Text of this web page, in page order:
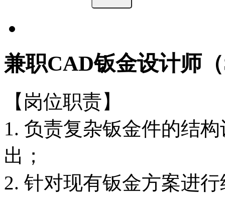
兼职CAD钣金设计师
【岗位职责】
1. 负责复杂钣金件的结
出；
2. 针对现有钣金方案进